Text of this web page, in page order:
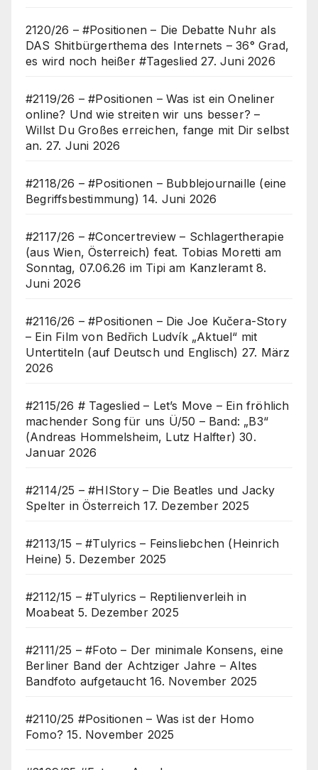
2120/26 – #Positionen – Die Debatte Nuhr als
DAS Shitbürgerthema des Internets – 36° Grad,
es wird noch heißer #Tageslied 27. Juni 2026
#2119/26 – #Positionen – Was ist ein Oneliner
online? Und wie streiten wir uns besser? –
Willst Du Großes erreichen, fange mit Dir selbst
an. 27. Juni 2026
#2118/26 – #Positionen – Bubblejournaille (eine
Begriffsbestimmung) 14. Juni 2026
#2117/26 – #Concertreview – Schlagertherapie
(aus Wien, Österreich) feat. Tobias Moretti am
Sonntag, 07.06.26 im Tipi am Kanzleramt 8.
Juni 2026
#2116/26 – #Positionen – Die Joe Kučera-Story
– Ein Film von Bedřich Ludvík „Aktuel“ mit
Untertiteln (auf Deutsch und Englisch) 27. März
2026
#2115/26 # Tageslied – Let’s Move – Ein fröhlich
machender Song für uns Ü/50 – Band: „B3“
(Andreas Hommelsheim, Lutz Halfter) 30.
Januar 2026
#2114/25 – #HIStory – Die Beatles und Jacky
Spelter in Österreich 17. Dezember 2025
#2113/15 – #Tulyrics – Feinsliebchen (Heinrich
Heine) 5. Dezember 2025
#2112/15 – #Tulyrics – Reptilienverleih in
Moabeat 5. Dezember 2025
#2111/25 – #Foto – Der minimale Konsens, eine
Berliner Band der Achtziger Jahre – Altes
Bandfoto aufgetaucht 16. November 2025
#2110/25 #Positionen – Was ist der Homo
Fomo? 15. November 2025